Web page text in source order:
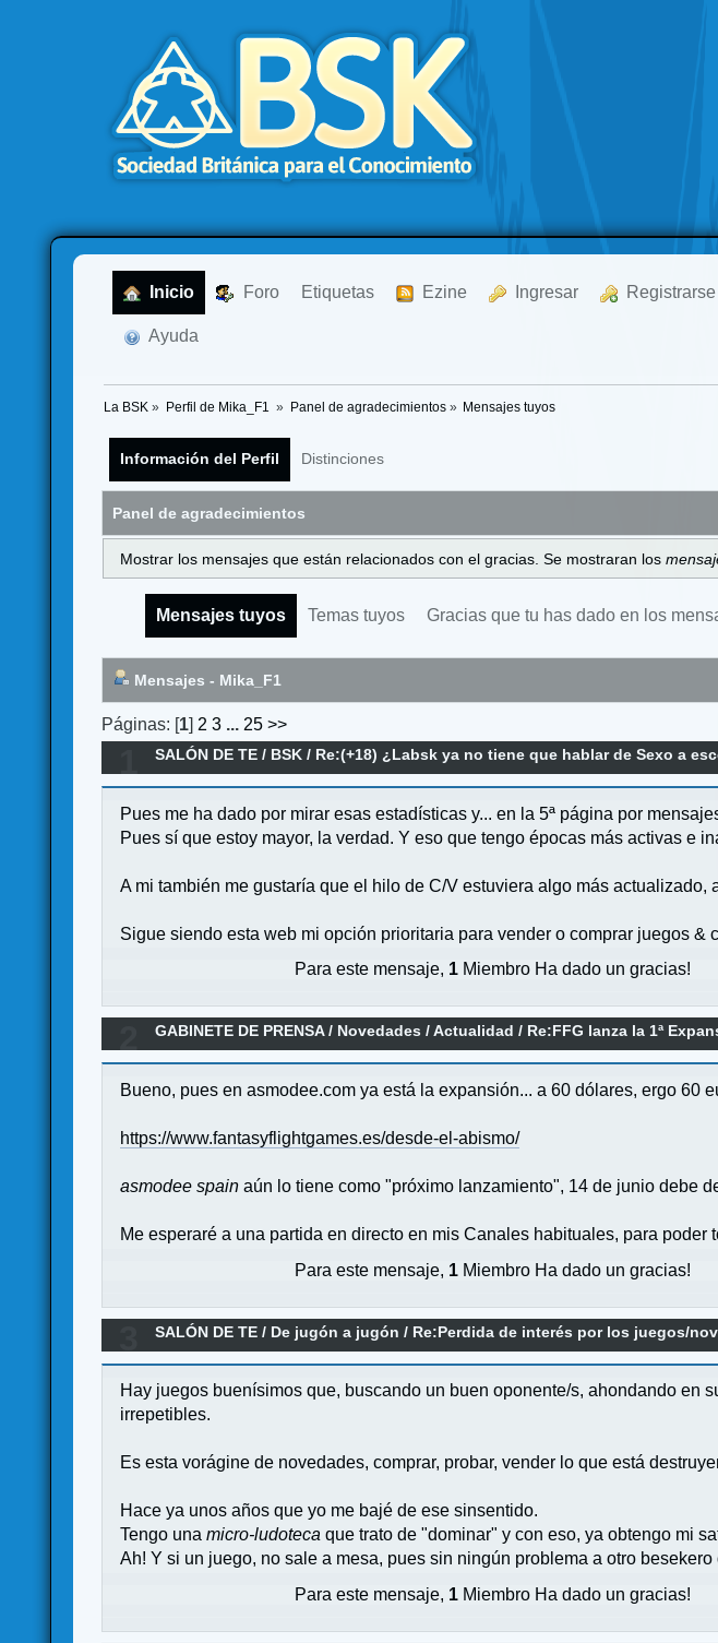
Inicio Foro Etiquetas Ezine Ingresar Registrarse
Ayuda
La BSK » Perfil de Mika_F1 » Panel de agradecimientos» Mensajes tuyos
Información del Perfil Distinciones
Panel de agradecimientos
Mostrar los mensajes que están relacionados con el gracias. Se mostraran los
Mensajes tuyos Temas tuyos Gracias que tu has dado en los
Mensajes - Mika_F1
Páginas: [1] 2 3 ... 25 >>
SALÓN DE TE / BSK / Re:(+18) ¿Labsk ya no tiene que hablar de Sexo a
Pues me ha dado por mirar esas estadísticas y... en la 5ª página por
Pues sí que estoy mayor, la verdad. Y eso que tengo épocas más activas e
A mi también me gustaría que el hilo de C/V estuviera algo más actualizado,
Sigue siendo esta web mi opción prioritaria para vender o comprar juegos &
Para este mensaje, 1 Miembro Ha dado un gracias!
GABINETE DE PRENSA/ Novedades / Actualidad / Re:FFG lanza la 1ª
Bueno, pues en asmodee.com ya está la expansión... a 60 dólares, ergo 60
https://www.fantasyflightgames.es/desde-el-abismo/
asmodee spain aún lo tiene como "próximo lanzamiento", 14 de junio debe
Me esperaré a una partida en directo en mis Canales habituales, para
Para este mensaje, 1 Miembro Ha dado un gracias!
SALÓN DE TE / De jugón a jugón / Re:Perdida de interés por los juegos/
Hay juegos buenísimos que, buscando un buen oponente/s, ahondando en
irrepetibles.
Es esta vorágine de novedades, comprar, probar, vender lo que está
Hace ya unos años que yo me bajé de ese sinsentido.
Tengo unamicro-ludoteca que trato de "dominar" y con eso, ya obtengo mi
Ah! Y si un juego, no sale a mesa, pues sin ningún problema a otro
Para este mensaje, 1 Miembro Ha dado un gracias!